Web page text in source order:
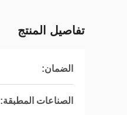
تفاصيل المنتج
الضمان:
الصناعات المطبقة: